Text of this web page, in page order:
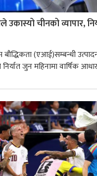
उकास्यो चीनको व्यापार,
(एआई)सम्बन्धी
जुन महिनामा वार्षिक